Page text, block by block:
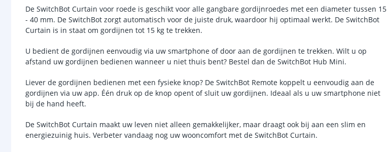
De SwitchBot Curtain voor roede is geschikt voor alle gangbare gordijnroedes met een diameter tussen 15
- 40 mm. De SwitchBot zorgt automatisch voor de juiste druk, waardoor hij optimaal werkt. De SwitchBot
Curtain is in staat om gordijnen tot 15 kg te trekken.
U bedient de gordijnen eenvoudig via uw smartphone of door aan de gordijnen te trekken. Wilt u op
afstand uw gordijnen bedienen wanneer u niet thuis bent? Bestel dan de SwitchBot Hub Mini.
Liever de gordijnen bedienen met een fysieke knop? De SwitchBot Remote koppelt u eenvoudig aan de
gordijnen via uw app. Één druk op de knop opent of sluit uw gordijnen. Ideaal als u uw smartphone niet
bij de hand heeft.
De SwitchBot Curtain maakt uw leven niet alleen gemakkelijker, maar draagt ook bij aan een slim en
energiezuinig huis. Verbeter vandaag nog uw wooncomfort met de SwitchBot Curtain.